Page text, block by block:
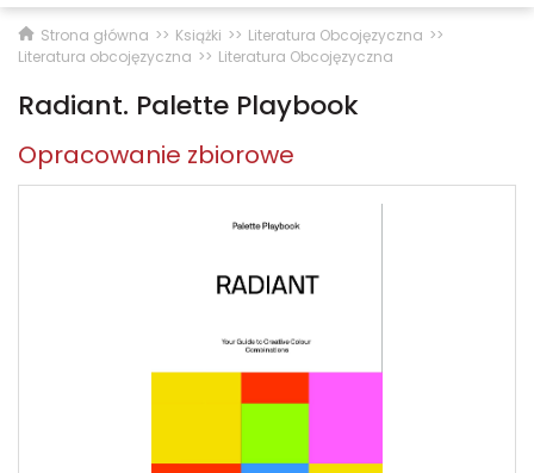
Strona główna Książki
Literatura Obcojęzyczna
Literatura obcojęzyczna
Literatura Obcojęzyczna
Radiant. Palette Playbook
Opracowanie zbiorowe